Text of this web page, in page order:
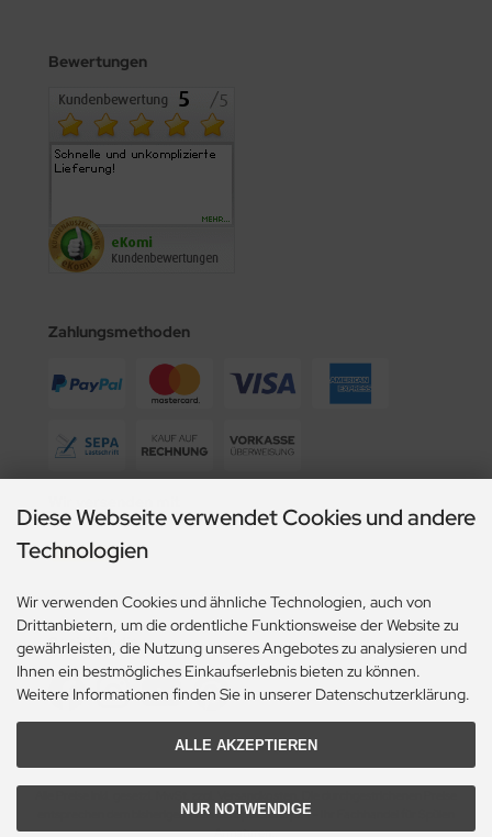
Bewertungen
Zahlungsmethoden
Social Media
entsprechen dem bisherigen Preis bei Spülenshop24 - Ihr Fachhandel für Spülen
Armaturen..
Diese Webseite verwendet Cookies und andere
Technologien
Wir verwenden Cookies und ähnliche Technologien, auch von
Drittanbietern, um die ordentliche Funktionsweise der Website zu
gewährleisten, die Nutzung unseres Angebotes zu analysieren und
Ihnen ein bestmögliches Einkaufserlebnis bieten zu können.
Weitere Informationen finden Sie in unserer Datenschutzerklärung.
ALLE AKZEPTIEREN
NUR NOTWENDIGE